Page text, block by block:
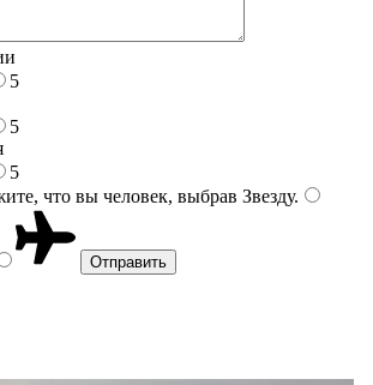
5
5
5
что вы человек, выбрав Звезду.